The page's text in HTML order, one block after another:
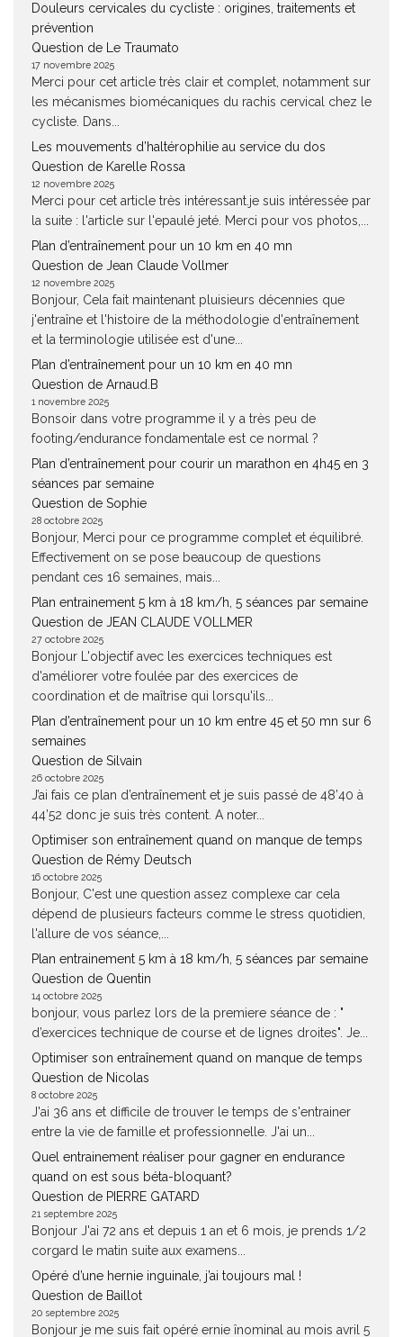
Douleurs cervicales du cycliste : origines, traitements et
prévention
Question de Le Traumato
17 novembre 2025
Merci pour cet article très clair et complet, notamment sur
les mécanismes biomécaniques du rachis cervical chez le
cycliste. Dans...
Les mouvements d’haltérophilie au service du dos
Question de Karelle Rossa
12 novembre 2025
Merci pour cet article très intéressant.je suis intéressée par
la suite : l'article sur l'epaulé jeté. Merci pour vos photos,...
Plan d’entraînement pour un 10 km en 40 mn
Question de Jean Claude Vollmer
12 novembre 2025
Bonjour, Cela fait maintenant pluisieurs décennies que
j'entraîne et l'histoire de la méthodologie d'entraînement
et la terminologie utilisée est d'une...
Plan d’entraînement pour un 10 km en 40 mn
Question de Arnaud.B
1 novembre 2025
Bonsoir dans votre programme il y a très peu de
footing/endurance fondamentale est ce normal ?
Plan d’entraînement pour courir un marathon en 4h45 en 3
séances par semaine
Question de Sophie
28 octobre 2025
Bonjour, Merci pour ce programme complet et équilibré.
Effectivement on se pose beaucoup de questions
pendant ces 16 semaines, mais...
Plan entrainement 5 km à 18 km/h, 5 séances par semaine
Question de JEAN CLAUDE VOLLMER
27 octobre 2025
Bonjour L'objectif avec les exercices techniques est
d'améliorer votre foulée par des exercices de
coordination et de maîtrise qui lorsqu'ils...
Plan d’entraînement pour un 10 km entre 45 et 50 mn sur 6
semaines
Question de Silvain
26 octobre 2025
J’ai fais ce plan d’entraînement et je suis passé de 48’40 à
44’52 donc je suis très content. A noter...
Optimiser son entraînement quand on manque de temps
Question de Rémy Deutsch
16 octobre 2025
Bonjour, C'est une question assez complexe car cela
dépend de plusieurs facteurs comme le stress quotidien,
l'allure de vos séance,...
Plan entrainement 5 km à 18 km/h, 5 séances par semaine
Question de Quentin
14 octobre 2025
bonjour, vous parlez lors de la premiere séance de : "
d’exercices technique de course et de lignes droites". Je...
Optimiser son entraînement quand on manque de temps
Question de Nicolas
8 octobre 2025
J'ai 36 ans et difficile de trouver le temps de s'entrainer
entre la vie de famille et professionnelle. J'ai un...
Quel entrainement réaliser pour gagner en endurance
quand on est sous béta-bloquant?
Question de PIERRE GATARD
21 septembre 2025
Bonjour J'ai 72 ans et depuis 1 an et 6 mois, je prends 1/2
corgard le matin suite aux examens...
Opéré d’une hernie inguinale, j’ai toujours mal !
Question de Baillot
20 septembre 2025
Bonjour je me suis fait opéré ernie înominal au mois avril 5